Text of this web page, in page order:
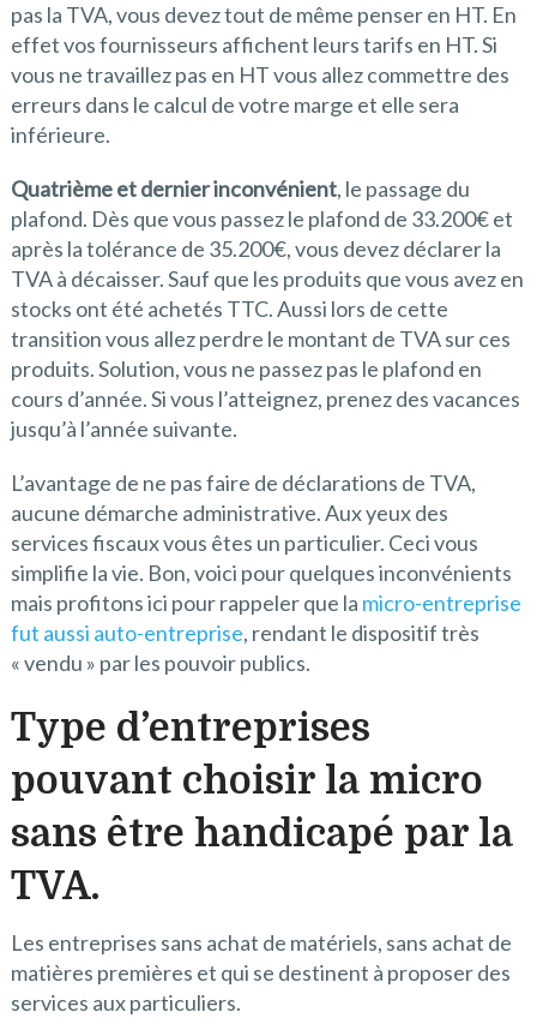
pas la TVA, vous devez tout de même penser en HT. En
effet vos fournisseurs affichent leurs tarifs en HT. Si
vous ne travaillez pas en HT vous allez commettre des
erreurs dans le calcul de votre marge et elle sera
inférieure.
Quatrième et dernier inconvénient, le passage du
plafond. Dès que vous passez le plafond de 33.200€ et
après la tolérance de 35.200€, vous devez déclarer la
TVA à décaisser. Sauf que les produits que vous avez en
stocks ont été achetés TTC. Aussi lors de cette
transition vous allez perdre le montant de TVA sur ces
produits. Solution, vous ne passez pas le plafond en
cours d’année. Si vous l’atteignez, prenez des vacances
jusqu’à l’année suivante.
L’avantage de ne pas faire de déclarations de TVA,
aucune démarche administrative. Aux yeux des
services fiscaux vous êtes un particulier. Ceci vous
simplifie la vie. Bon, voici pour quelques inconvénients
mais profitons ici pour rappeler que la micro-entreprise
fut aussi auto-entreprise, rendant le dispositif très
« vendu » par les pouvoir publics.
Type d’entreprises
pouvant choisir la micro
sans être handicapé par la
TVA.
Les entreprises sans achat de matériels, sans achat de
matières premières et qui se destinent à proposer des
services aux particuliers.